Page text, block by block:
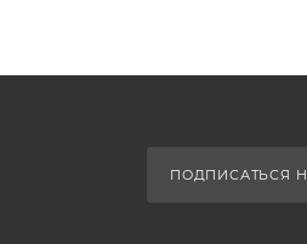
ПОДПИСАТЬСЯ